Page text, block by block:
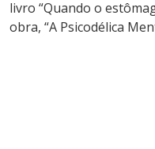
livro “Quando o
obra, “A Psicodélica